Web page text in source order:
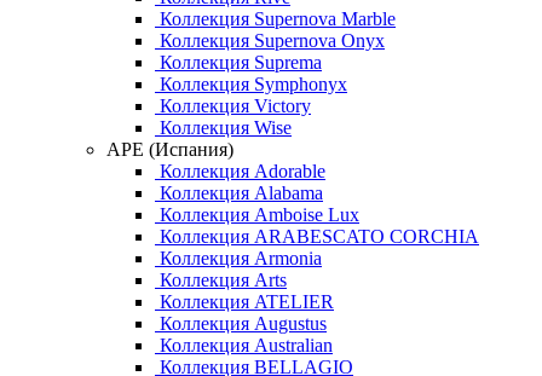
Коллекция Supernova Marble
Коллекция Supernova Onyx
Коллекция Suprema
Коллекция Symphonyx
Коллекция Victory
Коллекция Wise
APE (Испания)
Коллекция Adorable
Коллекция Alabama
Коллекция Amboise Lux
Коллекция ARABESCATO CORCHIA
Коллекция Armonia
Коллекция Arts
Коллекция ATELIER
Коллекция Augustus
Коллекция Australian
Коллекция BELLAGIO